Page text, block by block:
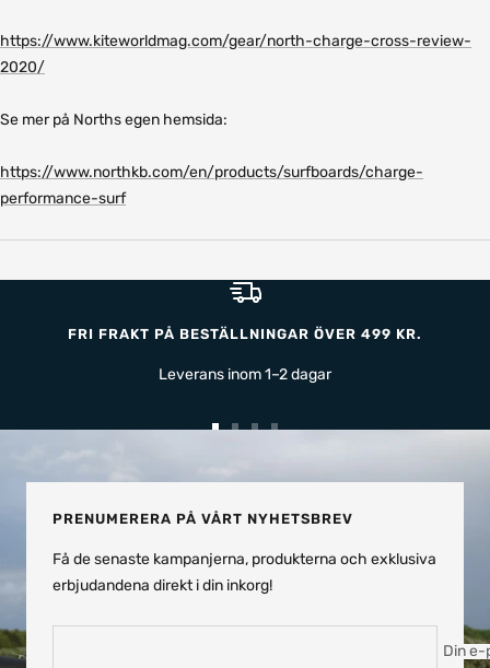
https://www.kiteworldmag.com/gear/north-charge-cross-review-
2020/
Se mer på Norths egen hemsida:
https://www.northkb.com/en/products/surfboards/charge-
performance-surf
FRI FRAKT PÅ BESTÄLLNINGAR ÖVER 499 KR.
Leverans inom 1–2 dagar
1
2 3 4
PRENUMERERA PÅ VÅRT NYHETSBREV
Få de senaste kampanjerna, produkterna och exklusiva
erbjudandena direkt i din inkorg!
Din e-